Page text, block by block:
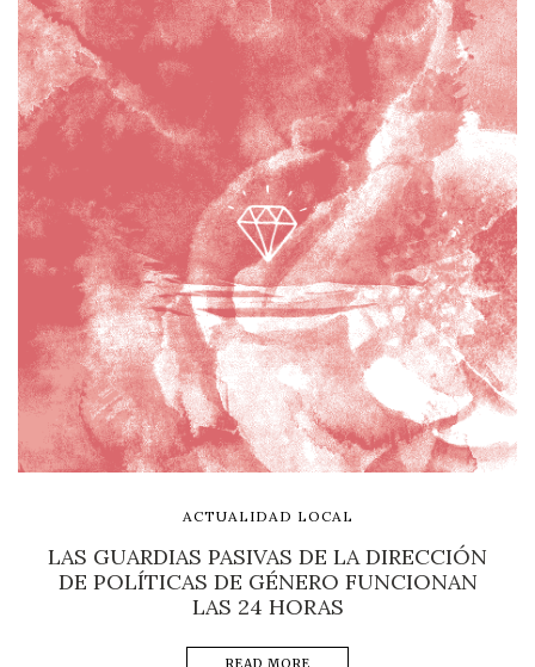
ACTUALIDAD LOCAL
LAS GUARDIAS PASIVAS DE LA DIRECCIÓN
DE POLÍTICAS DE GÉNERO FUNCIONAN
LAS 24 HORAS